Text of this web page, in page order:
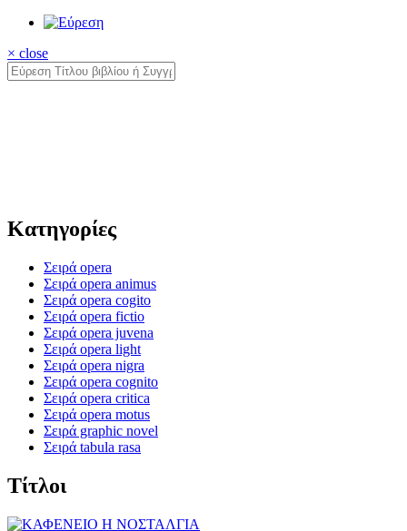
× close
Κατηγορίες
Σειρά opera
Σειρά opera animus
Σειρά opera cogito
Σειρά opera fictio
Σειρά opera juvena
Σειρά opera light
Σειρά opera nigra
Σειρά opera cognito
Σειρά opera critica
Σειρά opera motus
Σειρά graphic novel
Σειρά tabula rasa
Τίτλοι